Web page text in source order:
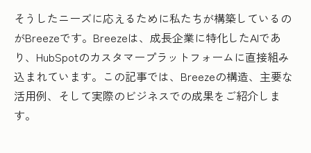
そうしたニーズに応えるために私たちが構築しているの
がBreezeです。Breezeは、成長企業に特化したAIであ
り、HubSpotのカスタマープラットフォームに直接組み
込まれています。この記事では、Breezeの構造、主要な
活用例、そして実際のビジネスでの成果をご紹介しま
す。